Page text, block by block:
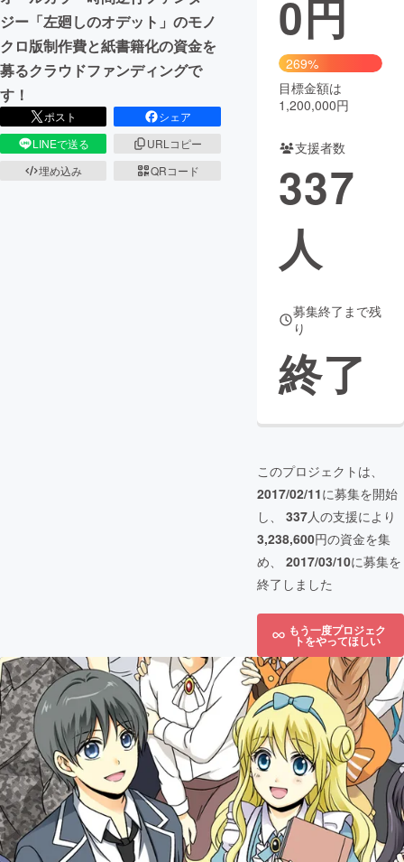
ジー「左廻しのオデット」のモノ
クロ版制作費と紙書籍化の資金を
募るクラウドファンディングで
す！
ポスト
シェア
LINEで送る
URLコピー
埋め込み
QRコード
0円
269%
目標金額は
1,200,000円
支援者数
337
人
募集終了まで残
り
終了
このプロジェクトは、
2017/02/11に募集を開始
し、 337人の支援により
3,238,600円の資金を集
め、 2017/03/10に募集を
終了しました
もう一度プロジェク
トをやってほしい